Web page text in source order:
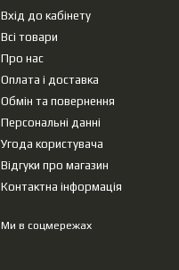
Вхід до кабінету
Всі товари
Про нас
Оплата і доставка
Обмін та повернення
Персональні данні
Угода користувача
Відгуки про магазин
Контактна інформація
Ми в соцмережах